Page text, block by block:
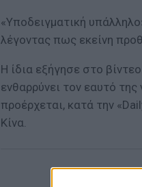
«Υποδειγματική
λέγοντας πως εκείνη
Η ίδια εξήγησε στο
ενθαρρύνει τον εαυτό
προέρχεται, κατά την
Κίνα.